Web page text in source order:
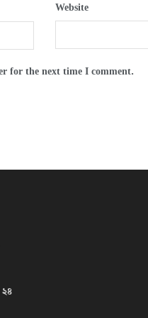
Website
for the next time I comment.
২৪